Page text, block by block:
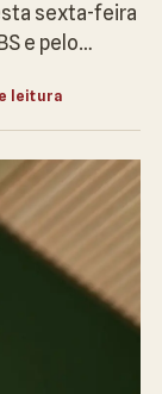
sexta-feira
e pelo…
leitura